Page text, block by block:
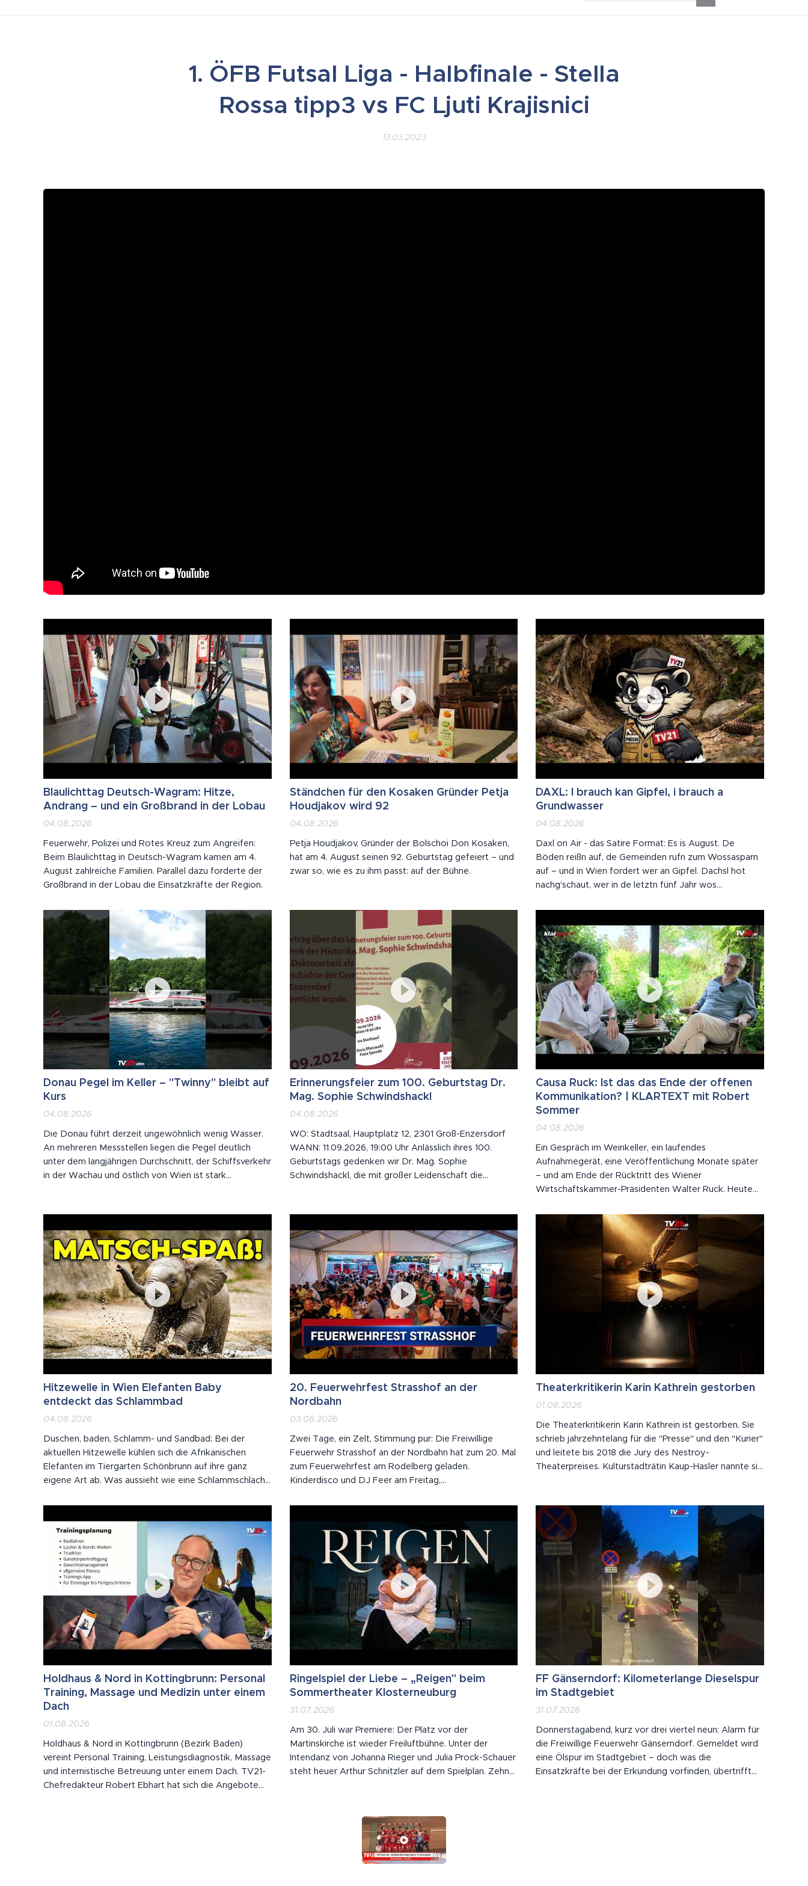
1. ÖFB Futsal Liga - Halbfinale - Stella
Rossa tipp3 vs FC Ljuti Krajisnici
13.03.2023
Blaulichttag Deutsch-Wagram: Hitze,
Andrang – und ein Großbrand in der Lobau
04.08.2026
Feuerwehr, Polizei und Rotes Kreuz zum Angreifen:
Beim Blaulichttag in Deutsch-Wagram kamen am 4.
August zahlreiche Familien. Parallel dazu forderte der
Großbrand in der Lobau die Einsatzkräfte der Region.
Ständchen für den Kosaken Gründer Petja
Houdjakov wird 92
04.08.2026
Petja Houdjakov, Gründer der Bolschoi Don Kosaken,
hat am 4. August seinen 92. Geburtstag gefeiert – und
zwar so, wie es zu ihm passt: auf der Bühne.
DAXL: I brauch kan Gipfel, i brauch a
Grundwasser
04.08.2026
Daxl on Air - das Satire Format: Es is August. De
Böden reißn auf, de Gemeinden rufn zum Wossasparn
auf – und in Wien fordert wer an Gipfel. Dachsl hot
nachg'schaut, wer in de letztn fünf Jahr wos
2020 ausg'laufn. Wie a Joghurt.
Donau Pegel im Keller – "Twinny" bleibt auf
Kurs
04.08.2026
Die Donau führt derzeit ungewöhnlich wenig Wasser.
An mehreren Messstellen liegen die Pegel deutlich
unter dem langjährigen Durchschnitt, der Schiffsverkehr
in der Wachau und östlich von Wien ist stark
Schnellkatamaran nur geringen Tiefgang. In 20...
Erinnerungsfeier zum 100. Geburtstag Dr.
Mag. Sophie Schwindshackl
04.08.2026
WO: Stadtsaal, Hauptplatz 12, 2301 Groß-Enzersdorf
WANN: 11.09.2026, 19:00 Uhr Anlässlich ihres 100.
Geburtstags gedenken wir Dr. Mag. Sophie
Schwindshackl, die mit großer Leidenschaft die
Heimatbuch schuf sie ein bleibendes Denkmal für
Essling und...
Causa Ruck: Ist das das Ende der offenen
Kommunikation? | KLARTEXT mit Robert
Sommer
04.08.2026
Ein Gespräch im Weinkeller, ein laufendes
Aufnahmegerät, eine Veröffentlichung Monate später
– und am Ende der Rücktritt des Wiener
Wirtschaftskammer-Präsidenten Walter Ruck. Heute
und Buchautor Robert Sommer. Wir sprechen über die
Fragen, die nach der Causa Ruck bleiben: ▪ Müssen
Hitzewelle in Wien Elefanten Baby
entdeckt das Schlammbad
04.08.2026
Duschen, baden, Schlamm- und Sandbad: Bei der
aktuellen Hitzewelle kühlen sich die Afrikanischen
Elefanten im Tiergarten Schönbrunn auf ihre ganz
eigene Art ab. Was aussieht wie eine Schlammschlacht,
empfindliche Haut vor Sonne und lästigen Insekten.
20. Feuerwehrfest Strasshof an der
Nordbahn
03.08.2026
Zwei Tage, ein Zelt, Stimmung pur: Die Freiwillige
Feuerwehr Strasshof an der Nordbahn hat zum 20. Mal
zum Feuerwehrfest am Rodelberg geladen.
Kinderdisco und DJ Feer am Freitag,
doppelter Bieranstich am Samstag – und ab neun
Vollgas mit den Grabenland Buam. Nicht einmal die
extremen Temperaturen konnten...
Theaterkritikerin Karin Kathrein gestorben
01.08.2026
Die Theaterkritikerin Karin Kathrein ist gestorben. Sie
schrieb jahrzehntelang für die "Presse" und den "Kurier"
und leitete bis 2018 die Jury des Nestroy-
Theaterpreises. Kulturstadträtin Kaup-Hasler nannte sie
Holdhaus & Nord in Kottingbrunn: Personal
Training, Massage und Medizin unter einem
Dach
01.08.2026
Holdhaus & Nord in Kottingbrunn (Bezirk Baden)
vereint Personal Training, Leistungsdiagnostik, Massage
und internistische Betreuung unter einem Dach. TV21-
Chefredakteur Robert Ebhart hat sich die Angebote
Ringelspiel der Liebe – „Reigen" beim
Sommertheater Klosterneuburg
31.07.2026
Am 30. Juli war Premiere: Der Platz vor der
Martinskirche ist wieder Freiluftbühne. Unter der
Intendanz von Johanna Rieger und Julia Prock-Schauer
steht heuer Arthur Schnitzler auf dem Spielplan. Zehn
FF Gänserndorf: Kilometerlange Dieselspur
im Stadtgebiet
31.07.2026
Donnerstagabend, kurz vor drei viertel neun: Alarm für
die Freiwillige Feuerwehr Gänserndorf. Gemeldet wird
eine Ölspur im Stadtgebiet – doch was die
Einsatzkräfte bei der Erkundung vorfinden, übertrifft